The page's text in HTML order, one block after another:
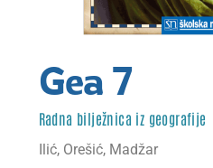
Početna – blokada trgovine
Početna – interliber mapa
Početna – interliber program
Gea 7
Radna bilježnica iz geografije
Ilić, Orešić, Madžar